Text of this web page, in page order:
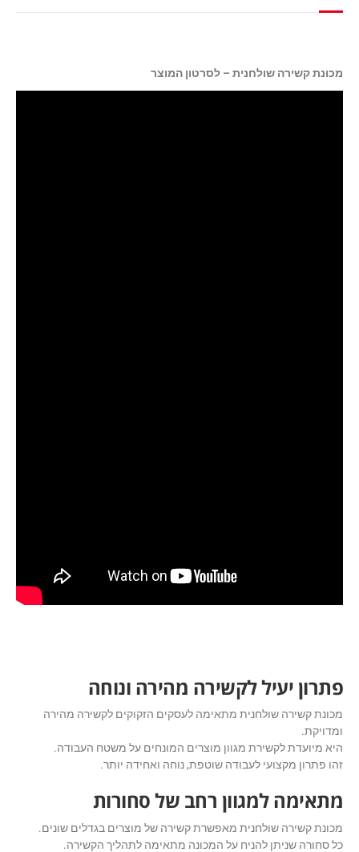
מכונת קשירה שולחנית – לסרטון המוצר
פתרון יעיל לקשירה מהירה ונוחה
מכונת קשירה שולחנית מתאימה לעסקים הזקוקים לקשירה מהירה
ומדויקת.
היא מיועדת לקשירת מגוון מוצרים המונחים על משטח העבודה.
זהו פתרון מקצועי לעבודה שוטפת, נוחה ואחידה יותר.
מתאימה למגוון רחב של סחורות
מכונת קשירה שולחנית מאפשרת קשירה של מוצרים בגדלים שונים.
כל סחורה שניתן להניח על המכונה מתאימה לתהליך הקשירה.